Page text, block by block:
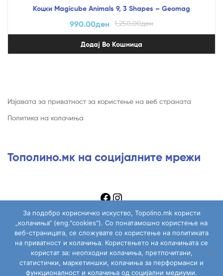
Коцки Magicube Animals 9, 3 Shapes – Geomag
1,250.00ден
990.00ден
Додај Во Кошница
Изјавата за приватност за користење на веб страната
Политика на колачиња
Тополино.мк на социјалните мрежи
Topolino.mk
За подобро корисничко искуство, Topolino.mk користи
„колачиња“ (eng."cookies"). Со понатамошно користење на
веб-страницата, се сложувате со користење на политиката
на приватност и колачиња. Користењето на колачињата се
користат за: неопходни колачиња, претпочитани,
статистички, маркетиншки, колачиња за перформанси и
функционалност и колачиња од социјални медиуми.